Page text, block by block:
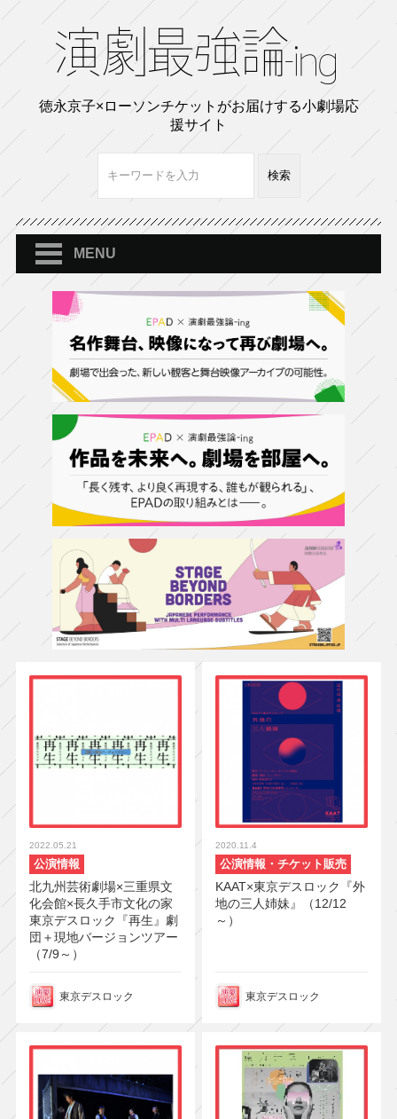
徳永京子×ローソンチケットがお届けする小劇場応
援サイト
MENU
2022.05.21
公演情報
北九州芸術劇場×三重県文
化会館×長久手市文化の家
東京デスロック『再⽣』劇
団＋現地バージョンツアー
（7/9～）
東京デスロック
2020.11.4
公演情報・チケット販売
KAAT×東京デスロック『外
地の三人姉妹』（12/12
～）
東京デスロック